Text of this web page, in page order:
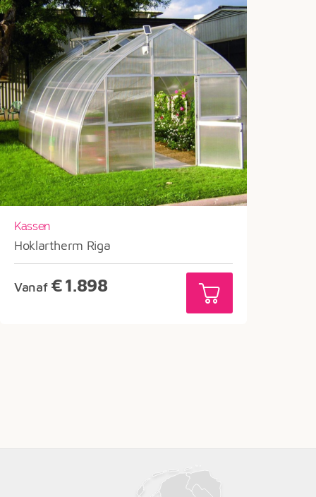
Kassen
Hoklartherm Riga
Vanaf €1.898